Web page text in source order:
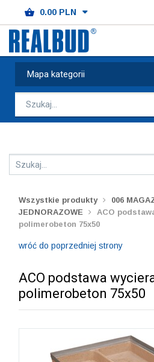
Mapa kategorii
Wszystkie produkty 006
JEDNORAZOWE
ACO
polimerobeton 75x50
wróć do poprzedniej strony
ACO podstawa
polimerobeton 75x50